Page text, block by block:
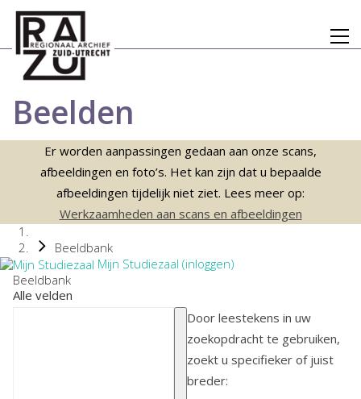
Beelden
Er worden aanpassingen gedaan aan onze scans,
afbeeldingen en foto’s. Het kan zijn dat u bepaalde
afbeeldingen tijdelijk niet ziet. Lees meer op:
Werkzaamheden aan scans en afbeeldingen
Beeldbank
Mijn Studiezaal (inloggen)
Beeldbank
Alle velden
Door leestekens in uw
zoekopdracht te gebruiken,
zoekt u specifieker of juist
breder: